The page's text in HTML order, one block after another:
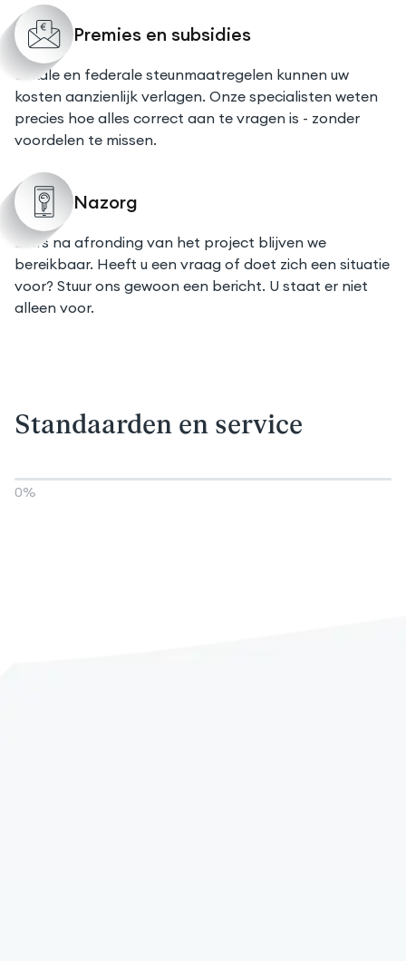
Premies en subsidies
Lokale en federale steunmaatregelen kunnen uw
kosten aanzienlijk verlagen. Onze specialisten weten
precies hoe alles correct aan te vragen is - zonder
voordelen te missen.
Nazorg
Zelfs na afronding van het project blijven we
bereikbaar. Heeft u een vraag of doet zich een situatie
voor? Stuur ons gewoon een bericht. U staat er niet
alleen voor.
Standaarden en service
0%